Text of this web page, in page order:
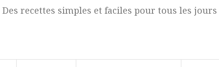
Des recettes simples et faciles pour tous les jours